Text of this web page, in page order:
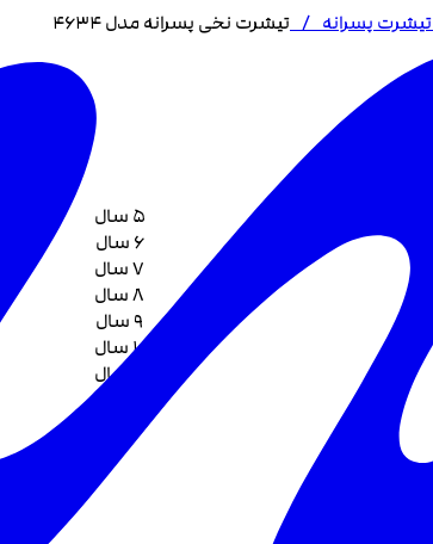
تیشرت پسرانه / تیشرت نخی پسرانه مدل 4634
5 سال
6 سال
7 سال
8 سال
9 سال
10 سال
13 سال